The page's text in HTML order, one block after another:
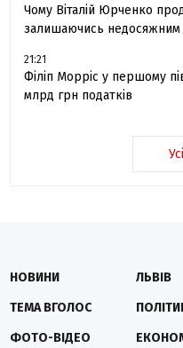
Чому Віталій Юрченко
залишаючись недосяжним
21:21
Філіп Морріс у першому
млрд грн податків
НОВИНИ
ТЕМА ВГОЛОС
ФОТО-ВІДЕО
ЛЬВІВ